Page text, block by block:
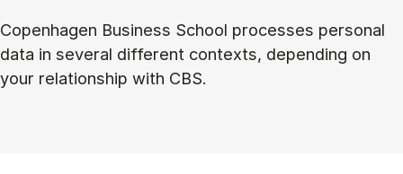
Copenhagen Business School processes personal
data in several different contexts, depending on
your relationship with CBS.